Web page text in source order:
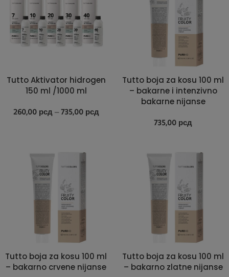
Tutto Aktivator hidrogen
150 ml /1000 ml
260,00 рсд – 735,00 рсд
Tutto boja za kosu 100 ml
– bakarne i intenzivno
bakarne nijanse
735,00 рсд
Tutto boja za kosu 100 ml
– bakarno crvene nijanse
Tutto boja za kosu 100 ml
– bakarno zlatne nijanse